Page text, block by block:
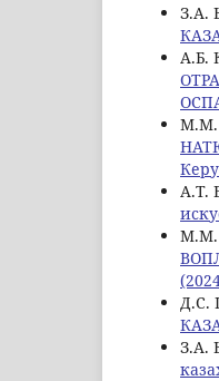
З.А.
А.Б.
М.М.
А.Т.
М.М.
Д.С.
З.А.